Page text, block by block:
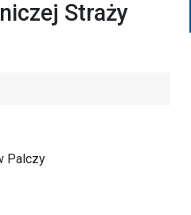
Straży
Palczy